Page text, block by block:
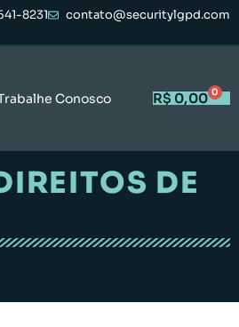
8231 contato@securitylgpd.com
Conosco R$ 0,00 0
DE